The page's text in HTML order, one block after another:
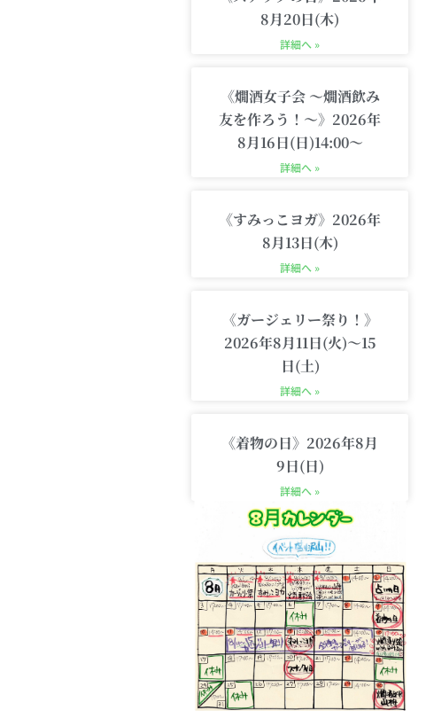
8月20日(木)
詳細へ »
《燗酒女子会 〜燗酒飲み
友を作ろう！〜》2026年
8月16日(日)14:00〜
詳細へ »
《すみっこヨガ》2026年
8月13日(木)
詳細へ »
《ガージェリー祭り！》
2026年8月11日(火)〜15
日(土)
詳細へ »
《着物の日》2026年8月
9日(日)
詳細へ »